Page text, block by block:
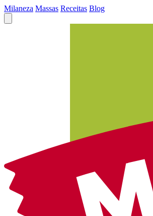
Milaneza Massas Receitas Blog